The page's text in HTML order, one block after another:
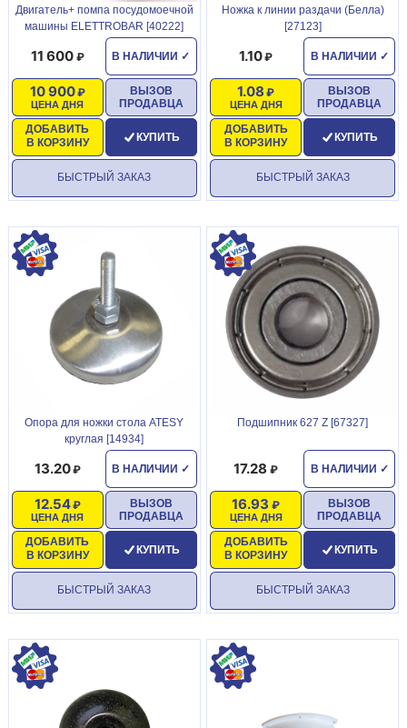
Двигатель+ помпа посудомоечной
машины ELETTROBAR [40222]
В НАЛИЧИИ ✓
11 600
ЦЕНА ДНЯ
10 900
ДОБАВИТЬ
В КОРЗИНУ
ВЫЗОВ
ПРОДАВЦА
КУПИТЬ
БЫСТРЫЙ ЗАКАЗ
Ножка к линии раздачи (Белла)
[27123]
В НАЛИЧИИ ✓
1.10
ЦЕНА ДНЯ
1.08
ДОБАВИТЬ
В КОРЗИНУ
ВЫЗОВ
ПРОДАВЦА
КУПИТЬ
БЫСТРЫЙ ЗАКАЗ
Опора для ножки стола ATESY
круглая [14934]
В НАЛИЧИИ ✓
13.20
ЦЕНА ДНЯ
12.54
ДОБАВИТЬ
В КОРЗИНУ
ВЫЗОВ
ПРОДАВЦА
КУПИТЬ
БЫСТРЫЙ ЗАКАЗ
Подшипник 627 Z [67327]
В НАЛИЧИИ ✓
17.28
ЦЕНА ДНЯ
16.93
ДОБАВИТЬ
В КОРЗИНУ
ВЫЗОВ
ПРОДАВЦА
КУПИТЬ
БЫСТРЫЙ ЗАКАЗ